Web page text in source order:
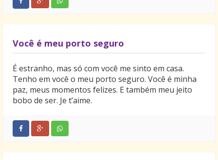
Você é meu porto seguro
É estranho, mas só com você me sinto em casa.
Tenho em você o meu porto seguro. Você é minha
paz, meus momentos felizes. E também meu jeito
bobo de ser. Je t’aime.